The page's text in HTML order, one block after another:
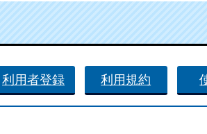
利用者登録 利用規約